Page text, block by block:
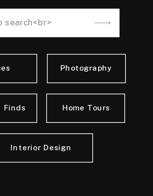
Interior Design
Home Tours
Photography
Finds